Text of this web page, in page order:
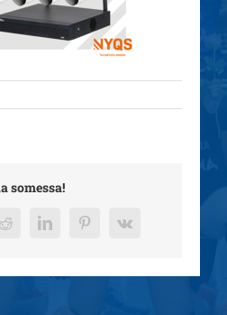
somessa!
RedditLinkedInPinterest
Vk